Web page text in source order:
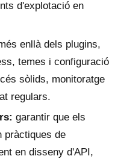
d'explotació en
enllà dels plugins,
temes i configuració
sòlids, monitoratge
regulars.
garantir que els
pràctiques de
en disseny d'API,